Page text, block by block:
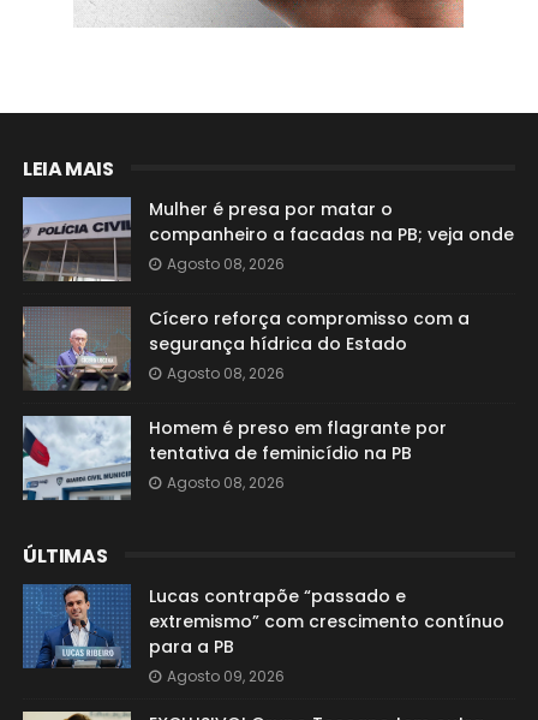
LEIA MAIS
Mulher é presa por matar o
companheiro a facadas na PB; veja onde
Agosto 08, 2026
Cícero reforça compromisso com a
segurança hídrica do Estado
Agosto 08, 2026
Homem é preso em flagrante por
tentativa de feminicídio na PB
Agosto 08, 2026
ÚLTIMAS
Lucas contrapõe “passado e
extremismo” com crescimento contínuo
para a PB
Agosto 09, 2026